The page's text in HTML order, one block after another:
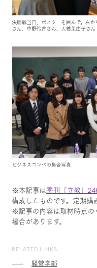
決勝戦当日、ポスターを囲んで。右
さん、中野伶香さん、大橋茉由子さん
ビジネスコンペの集合写真
※本記事は季刊「立教」
構成したものです。定期購
※記事の内容は取材時点の
場合があります。
RELATED LINKS
経営学部